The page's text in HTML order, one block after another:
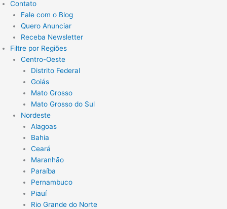
Contato
Fale com o Blog
Quero Anunciar
Receba Newsletter
Filtre por Regiões
Centro-Oeste
Distrito Federal
Goiás
Mato Grosso
Mato Grosso do Sul
Nordeste
Alagoas
Bahia
Ceará
Maranhão
Paraíba
Pernambuco
Piauí
Rio Grande do Norte